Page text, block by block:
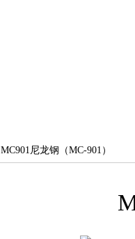
MC901尼龙钢（MC-901）